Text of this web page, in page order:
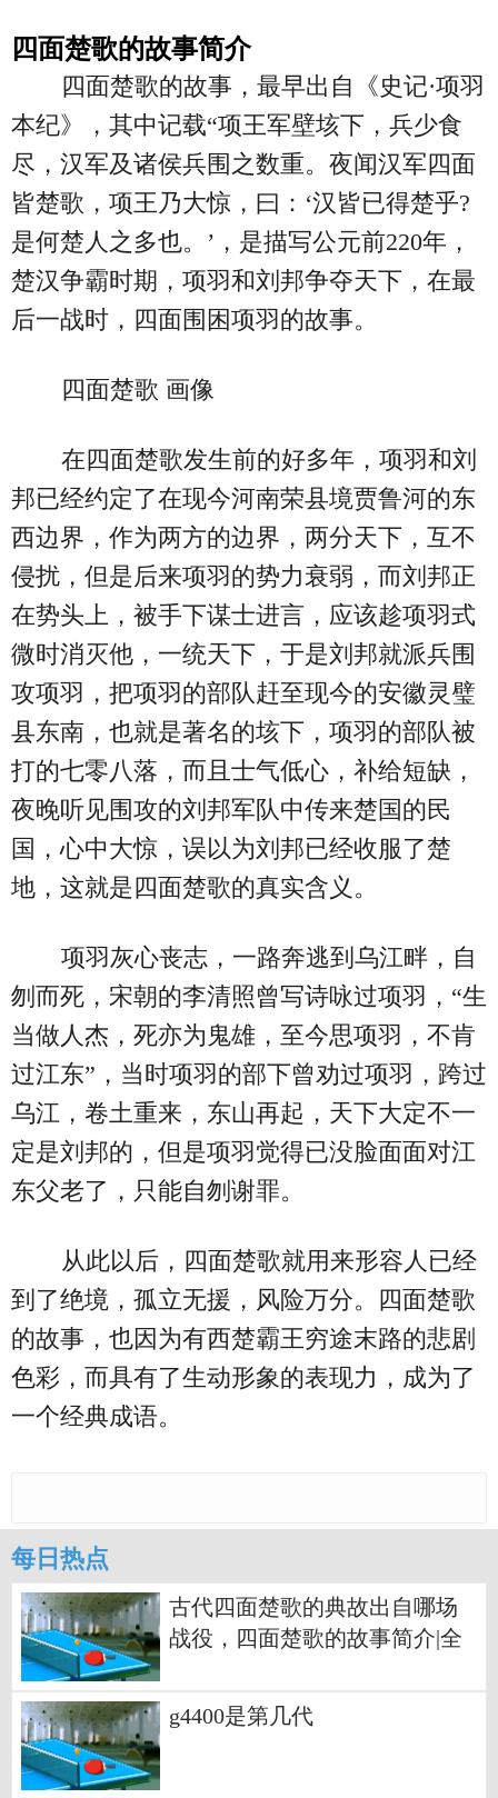
四面楚歌的故事简介
四面楚歌的故事，最早出自《史记·项羽
本纪》，其中记载“项王军壁垓下，兵少食
尽，汉军及诸侯兵围之数重。夜闻汉军四面
皆楚歌，项王乃大惊，曰：‘汉皆已得楚乎?
是何楚人之多也。’，是描写公元前220年，
楚汉争霸时期，项羽和刘邦争夺天下，在最
后一战时，四面围困项羽的故事。
四面楚歌 画像
在四面楚歌发生前的好多年，项羽和刘
邦已经约定了在现今河南荣县境贾鲁河的东
西边界，作为两方的边界，两分天下，互不
侵扰，但是后来项羽的势力衰弱，而刘邦正
在势头上，被手下谋士进言，应该趁项羽式
微时消灭他，一统天下，于是刘邦就派兵围
攻项羽，把项羽的部队赶至现今的安徽灵璧
县东南，也就是著名的垓下，项羽的部队被
打的七零八落，而且士气低心，补给短缺，
夜晚听见围攻的刘邦军队中传来楚国的民
国，心中大惊，误以为刘邦已经收服了楚
地，这就是四面楚歌的真实含义。
项羽灰心丧志，一路奔逃到乌江畔，自
刎而死，宋朝的李清照曾写诗咏过项羽，“生
当做人杰，死亦为鬼雄，至今思项羽，不肯
过江东”，当时项羽的部下曾劝过项羽，跨过
乌江，卷土重来，东山再起，天下大定不一
定是刘邦的，但是项羽觉得已没脸面面对江
东父老了，只能自刎谢罪。
从此以后，四面楚歌就用来形容人已经
到了绝境，孤立无援，风险万分。四面楚歌
的故事，也因为有西楚霸王穷途末路的悲剧
色彩，而具有了生动形象的表现力，成为了
一个经典成语。
每日热点
古代四面楚歌的典故出自哪场
战役，四面楚歌的故事简介|全
g4400是第几代